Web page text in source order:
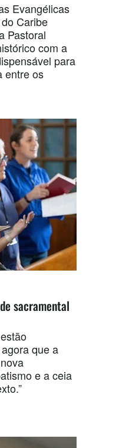
Evangélicas
Caribe
Pastoral
com a
para
entre os
sacramental
que a
e a ceia